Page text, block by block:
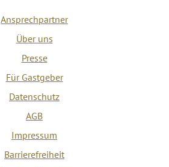
Ansprechpartner
Über uns
Presse
Für Gastgeber
Datenschutz
AGB
Impressum
Barrierefreiheit